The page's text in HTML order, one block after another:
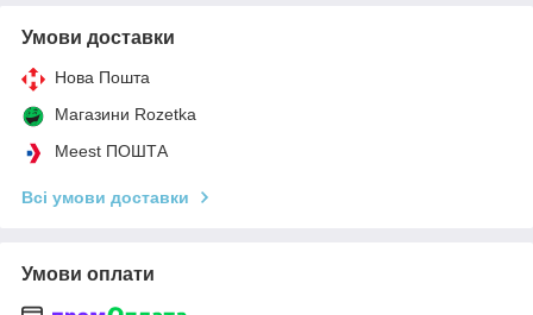
Умови доставки
Нова Пошта
Магазини Rozetka
Meest ПОШТА
Всі умови доставки
Умови оплати